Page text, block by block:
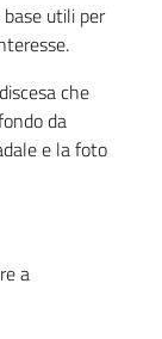
utili per
che
da
e la foto
a